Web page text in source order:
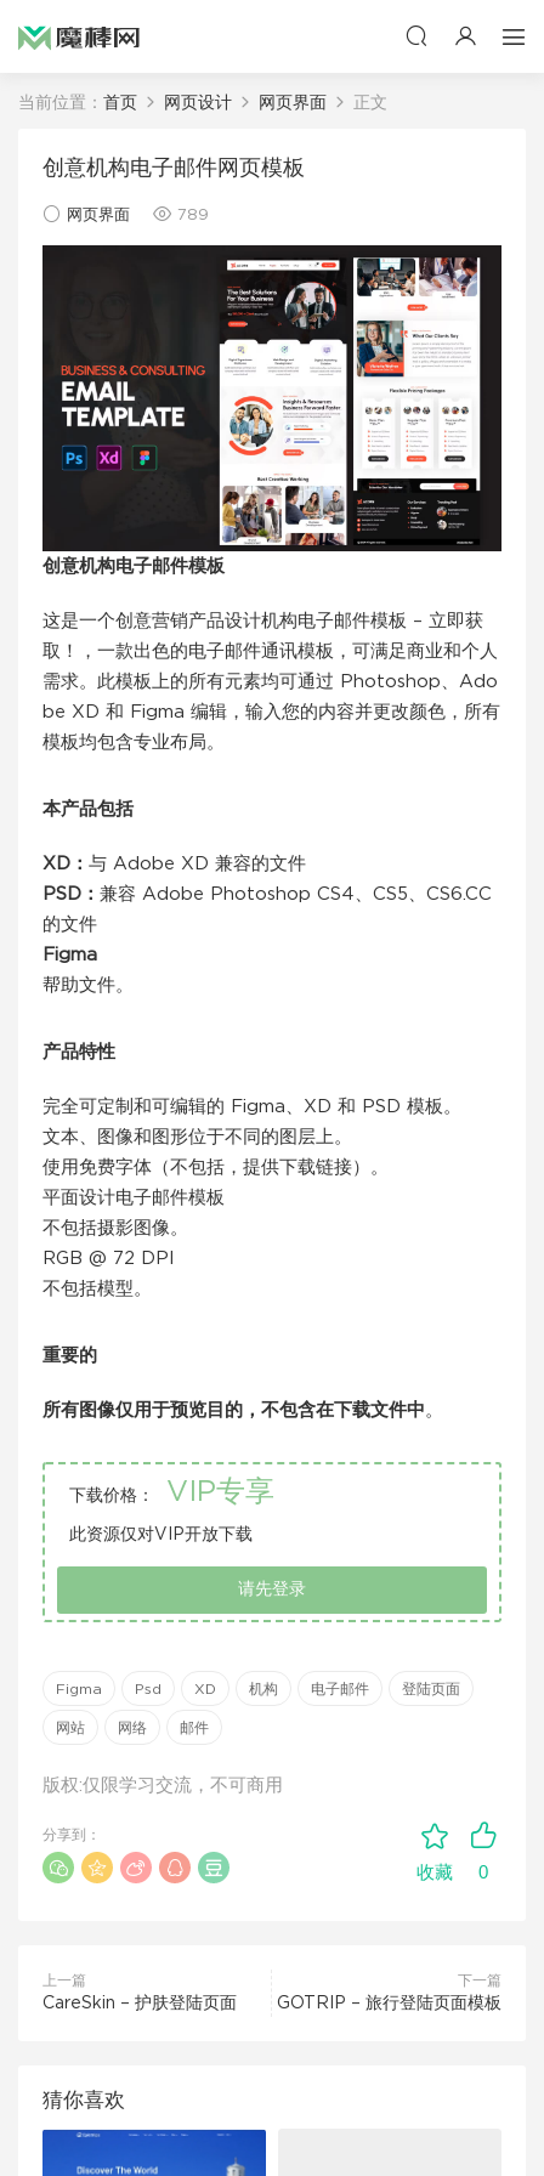
当前位置： 首页 网页设计 网页界面 正文
创意机构电子邮件网页模板
网页界面 789
创意机构电子邮件模板
这是一个创意营销产品设计机构电子邮件模板 – 立即获
取！，一款出色的电子邮件通讯模板，可满足商业和个人
需求。此模板上的所有元素均可通过 Photoshop、Ado
be XD 和 Figma 编辑，输入您的内容并更改颜色，所有
模板均包含专业布局。
本产品包括
XD： 与 Adob​​e XD 兼容的文件
PSD： 兼容 Adob​​e Photoshop CS4、CS5、CS6.CC
的文件
Figma
帮助文件。
产品特性
完全可定制和可编辑的 Figma、XD 和 PSD 模板。
文本、图像和图形位于不同的图层上。
使用免费字体（不包括，提供下载链接）。
平面设计电子邮件模板
不包括摄影图像。
RGB @ 72 DPI
不包括模型。
重要的
所有图像仅用于预览目的，不包含在下载文件中。
下载价格： VIP专享
此资源仅对VIP开放下载
请先登录
Figma Psd XD 机构 电子邮件 登陆页面
网站 网络 邮件
版权:仅限学习交流，不可商用
收藏 0
分享到：
上一篇
CareSkin – 护肤登陆页面
下一篇
GOTRIP – 旅行登陆页面模板
猜你喜欢